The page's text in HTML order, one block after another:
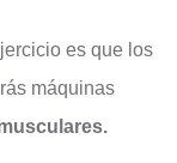
es que los
máquinas